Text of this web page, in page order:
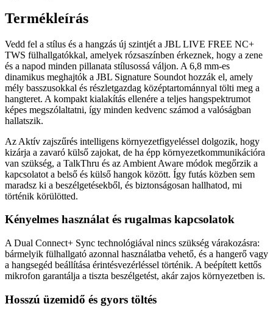
Termékleírás
Vedd fel a stílus és a hangzás új szintjét a JBL LIVE FREE NC+
TWS fülhallgatókkal, amelyek rózsaszínben érkeznek, hogy a zene
és a napod minden pillanata stílusossá váljon. A 6,8 mm-es
dinamikus meghajtók a JBL Signature Soundot hozzák el, amely
mély basszusokkal és részletgazdag középtartománnyal tölti meg a
hangteret. A kompakt kialakítás ellenére a teljes hangspektrumot
képes megszólaltatni, így minden kedvenc számod a valóságban
hallatszik.
Az Aktív zajszűrés intelligens környezetfigyeléssel dolgozik, hogy
kizárja a zavaró külső zajokat, de ha épp környezetkommunikációra
van szükség, a TalkThru és az Ambient Aware módok megőrzik a
kapcsolatot a belső és külső hangok között. Így futás közben sem
maradsz ki a beszélgetésekből, és biztonságosan hallhatod, mi
történik körülötted.
Kényelmes használat és rugalmas kapcsolatok
A Dual Connect+ Sync technológiával nincs szükség várakozásra:
bármelyik fülhallgató azonnal használatba vehető, és a hangerő vagy
a hangsegéd beállítása érintésvezérléssel történik. A beépített kettős
mikrofon garantálja a tiszta beszélgetést, akár zajos környezetben is.
Hosszú üzemidő és gyors töltés